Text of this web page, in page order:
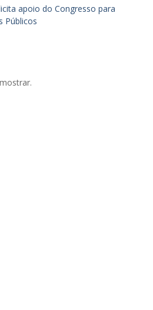
apoio do Congresso para
Públicos